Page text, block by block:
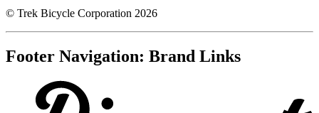
© Trek Bicycle Corporation 2026
Footer Navigation: Brand Links